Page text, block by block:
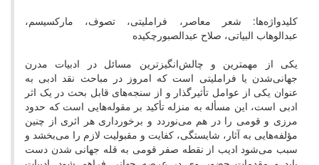
کلیدواژه‌ها: شعر معاصر، فراملیتی، تصوف، مارکسیسم،
عبدالوهاب البیاتی، صلاح عبدالصبورچکیده
یکی از مهمترین و چالش‌انگیزترین مسائل در ادبیات مدرن
جهانی‌شدن یا فراملیتی است که امروز در مباحث نقد ادبی به
عنوان یکی از عوامل تأثیرگذار و از سنجه‌های قابل بحث در یک اثر
ادبی است، این مسأله به منزله تأکید بر مقوله‌هایی است که حدود
مرزی و قومی را در هم می‌نوردد و برخورداری هر اثری از چنین
مؤلفه‌هایی به آثار، شایستگی، کفایت و مقبولیت لازم را می‌بخشد و
سبب می‌شود ادیب از نقطه صفر قومی به قله جهانی شدن دست